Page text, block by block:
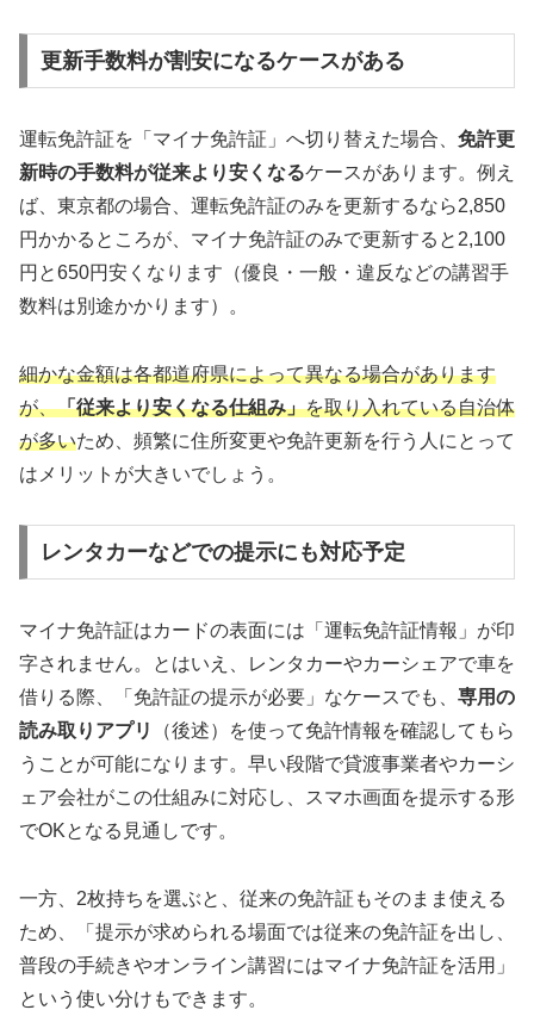
更新手数料が割安になるケースがある
運転免許証を「マイナ免許証」へ切り替えた場合、 免許更
新時の手数料が従来より安くなるケースがあります。例え
ば、東京都の場合、運転免許証のみを更新するなら2,850
円かかるところが、マイナ免許証のみで更新すると2,100
円と650円安くなります（優良・一般・違反などの講習手
数料は別途かかります）。
細かな金額は各都道府県によって異なる場合があります
が、「従来より安くなる仕組み」を取り入れている自治体
が多いため、頻繁に住所変更や免許更新を行う人にとって
はメリットが大きいでしょう。
レンタカーなどでの提示にも対応予定
マイナ免許証はカードの表面には「運転免許証情報」が印
字されません。とはいえ、レンタカーやカーシェアで車を
借りる際、「免許証の提示が必要」なケースでも、 専用の
読み取りアプリ
（後述）を使って免許情報を確認してもら
うことが可能になります。早い段階で貸渡事業者やカーシ
ェア会社がこの仕組みに対応し、スマホ画面を提示する形
でOKとなる見通しです。
一方、2枚持ちを選ぶと、従来の免許証もそのまま使える
ため、「提示が求められる場面では従来の免許証を出し、
普段の手続きやオンライン講習にはマイナ免許証を活用」
という使い分けもできます。